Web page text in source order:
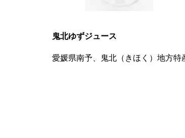
鬼北ゆずジュース
愛媛県南予、鬼北（きほく）地方特